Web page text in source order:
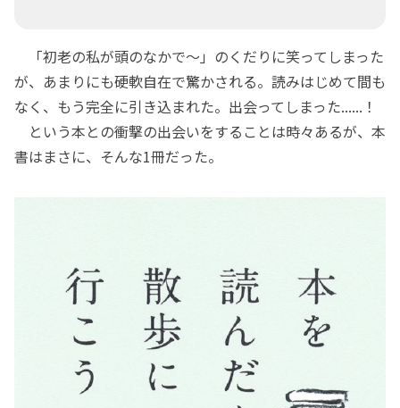
「初老の私が頭のなかで～」のくだりに笑ってしまった
が、あまりにも硬軟自在で驚かされる。読みはじめて間も
なく、もう完全に引き込まれた。出会ってしまった......！
という本との衝撃の出会いをすることは時々あるが、本
書はまさに、そんな1冊だった。